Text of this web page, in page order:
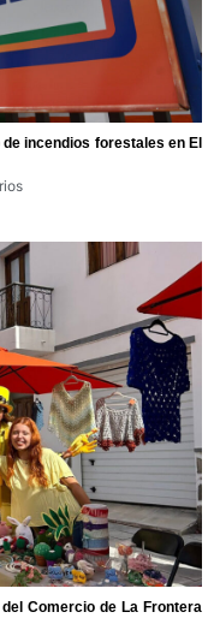
incendios forestales en El
Comercio de La Frontera